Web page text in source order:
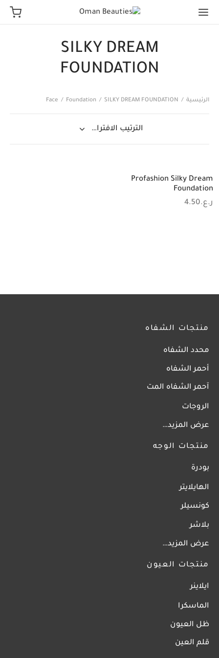
SILKY DREAM
FOUNDATION
الرئيسية /
Face / Foundation / SILKY DREAM FOUNDATION
Profashion Silky Dream
Foundation
ر.ع.4.50
منتجات الشفاه
محدد الشفاه
أحمر الشفاه
آحمر الشفاه المت
الروجات
عرض المزيد…
منتجات الوجه
بودرة
الهايلايتر
كونسيلر
بلاشر
عرض المزيد…
منتجات العيون
ايلاينر
الماسكرا
ظل العيون
قلم العين